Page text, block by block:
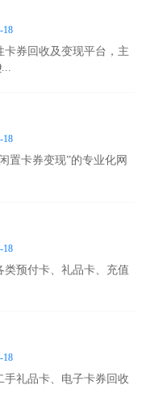
18
卡券回收及变现平台，主
18
置卡券变现”的专业化网
18
类预付卡、礼品卡、充值
18
手礼品卡、电子卡券回收